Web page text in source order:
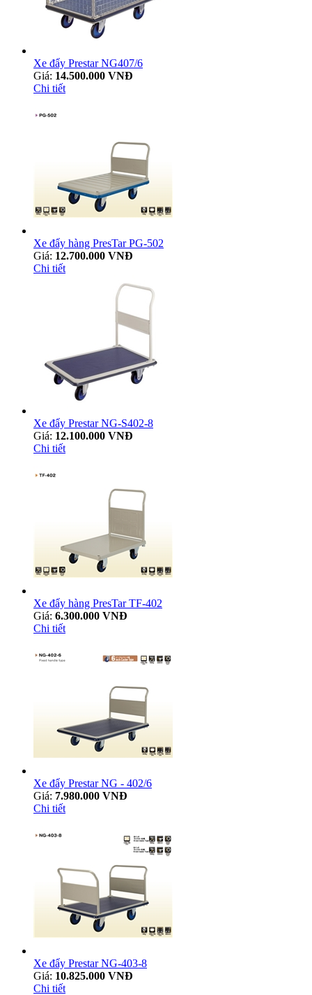
Xe đẩy Prestar NG407/6
Giá: 14.500.000 VNĐ
Chi tiết
Xe đẩy hàng PresTar PG-502
Giá: 12.700.000 VNĐ
Chi tiết
Xe đẩy Prestar NG-S402-8
Giá: 12.100.000 VNĐ
Chi tiết
Xe đẩy hàng PresTar TF-402
Giá: 6.300.000 VNĐ
Chi tiết
Xe đẩy Prestar NG - 402/6
Giá: 7.980.000 VNĐ
Chi tiết
Xe đẩy Prestar NG-403-8
Giá: 10.825.000 VNĐ
Chi tiết